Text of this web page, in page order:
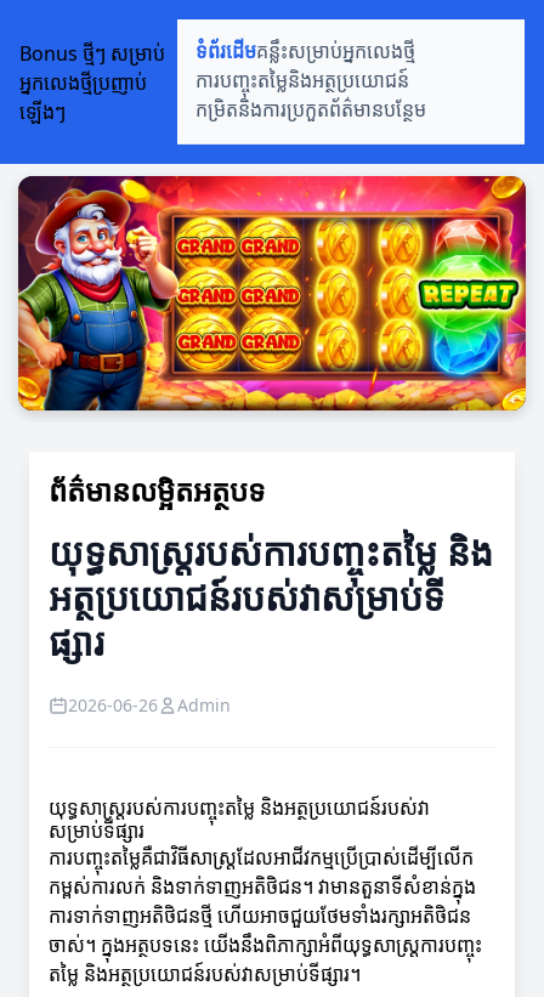
Bonus ថ្មីៗ សម្រាប់
អ្នកលេងថ្មីប្រញាប់
ឡើងៗ
ទំព័រដើមគន្លឹះសម្រាប់អ្នកលេងថ្មី
ការបញ្ចុះតម្លៃនិងអត្ថប្រយោជន៍
កម្រិតនិងការប្រកួតព័ត៌មានបន្ថែម
ព័ត៌មានលម្អិតអត្ថបទ
យុទ្ធសាស្ត្រ​របស់ការបញ្ចុះតម្លៃ និង
អត្ថប្រយោជន៍របស់វាសម្រាប់ទី
ផ្សារ
2026-06-26 Admin
យុទ្ធសាស្ត្រ​របស់ការបញ្ចុះតម្លៃ និងអត្ថប្រយោជន៍របស់វា
សម្រាប់ទីផ្សារ
ការបញ្ចុះតម្លៃគឺជាវិធីសាស្ត្រដែលអាជីវកម្មប្រើប្រាស់ដើម្បីលើក
កម្ពស់ការលក់ និងទាក់ទាញអតិថិជន។ វាមានតួនាទីសំខាន់ក្នុង
ការទាក់ទាញអតិថិជនថ្មី ហើយអាចជួយថែមទាំងរក្សាអតិថិជន
ចាស់។ ក្នុងអត្ថបទនេះ យើងនឹងពិភាក្សាអំពីយុទ្ធសាស្ត្រការបញ្ចុះ
តម្លៃ និងអត្ថប្រយោជន៍របស់វាសម្រាប់ទីផ្សារ។